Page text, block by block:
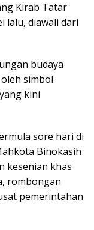
Kirab Tatar
lalu, diawali dari
budaya
simbol
kini
sore hari di
Binokasih
kesenian khas
rombongan
pemerintahan